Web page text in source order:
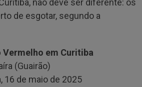
não deve ser diferente: os
de esgotar, segundo a
Vermelho em Curitiba
(Guairão)
16 de maio de 2025